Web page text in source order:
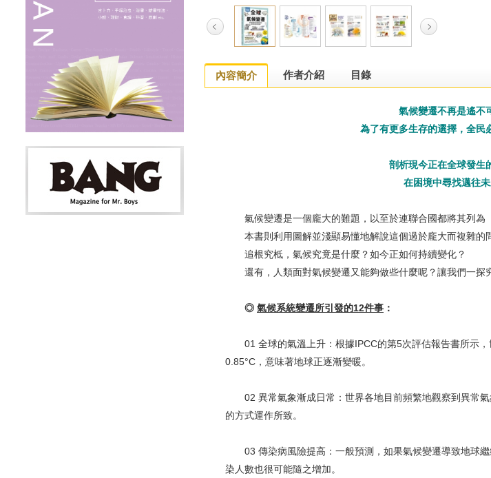
內容簡介 作者介紹 目錄
氣候變遷不再是遙不
為了有更多生存的選擇，全民
剖析現今正在全球發生
在困境中尋找邁往
氣候變遷是一個龐大的難題，以至於連聯合國都將其列為
本書則利用圖解並淺顯易懂地解說這個過於龐大而複雜的
追根究柢，氣候究竟是什麼？如今正如何持續變化？
還有，人類面對氣候變遷又能夠做些什麼呢？讓我們一探
◎ 氣候系統變遷所引發的12件事 ：
01 全球的氣溫上升：根據IPCC的第5次評估報告書所示，
0.85°C，意味著地球正逐漸變暖。
02 異常氣象漸成日常：世界各地目前頻繁地觀察到異常氣
的方式運作所致。
03 傳染病風險提高：一般預測，如果氣候變遷導致地球繼
染人數也很可能隨之增加。